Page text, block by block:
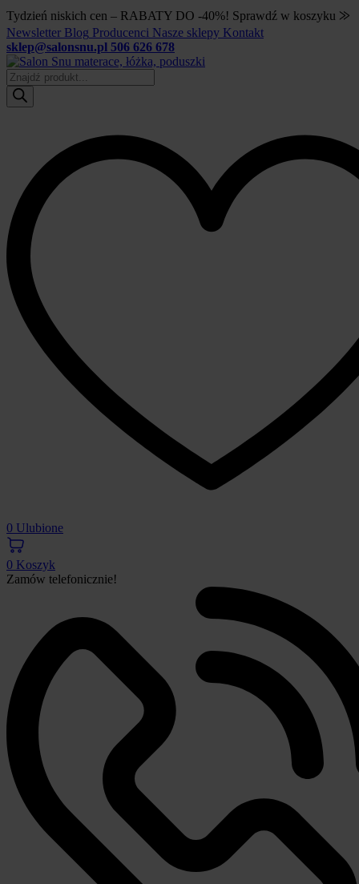
Tydzień niskich cen – RABATY DO -40%! Sprawdź w koszyku ⨠
Newsletter Blog Producenci Nasze sklepy Kontakt
sklep@salonsnu.pl 506 626 678
Wyszukiwarka
produktów
0 Ulubione
0 Koszyk
Zamów telefonicznie!